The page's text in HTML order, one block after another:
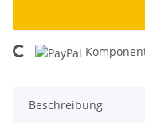
Loading...
Beschreibung